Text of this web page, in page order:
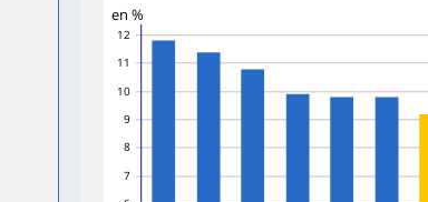
7
8
9
10
11
12
en %